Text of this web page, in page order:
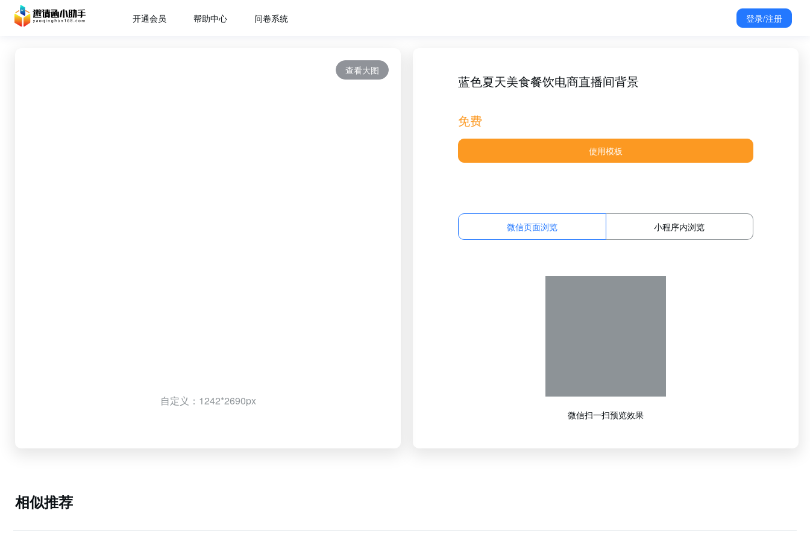
开通会员 帮助中心 问卷系统 登录/注册
自定义：1242*2690px
查看大图
蓝色夏天美食餐饮电商直播间背景
免费
使用模板
微信页面浏览 小程序内浏览
微信扫一扫预览效果
相似推荐